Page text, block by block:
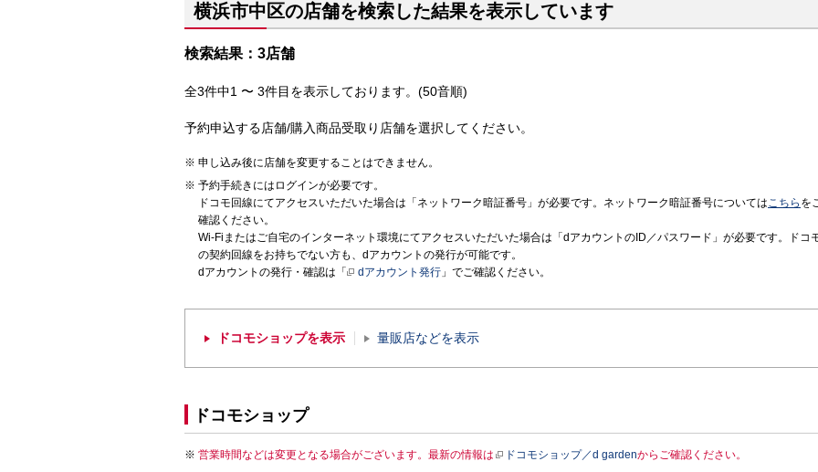
横浜市中区の店舗を検索した結果を表示しています
検索結果：3店舗
全3件中1 〜 3件目を表示しております。(50音順)
予約申込する店舗/購入商品受取り店舗を選択してください。
申し込み後に店舗を変更することはできません。
予約手続きにはログインが必要です。
ドコモ回線にてアクセスいただいた場合は「ネットワーク暗証番号」が必要です。ネットワーク暗証番号についてはこちら を
確認ください。
Wi-Fiまたはご自宅のインターネット環境にてアクセスいただいた場合は「dアカウントのID／パスワード」が必要です。ドコ
の契約回線をお持ちでない方も、dアカウントの発行が可能です。
dアカウントの発行・確認は「
dアカウント発行 」でご確認ください。
ドコモショップを表示 量販店などを表示
ドコモショップ
営業時間などは変更となる場合がございます。最新の情報は ドコモショップ／d gardenからご確認ください。